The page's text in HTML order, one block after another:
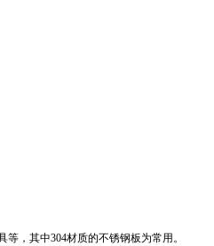
，其中304材质的不锈钢板为常用。